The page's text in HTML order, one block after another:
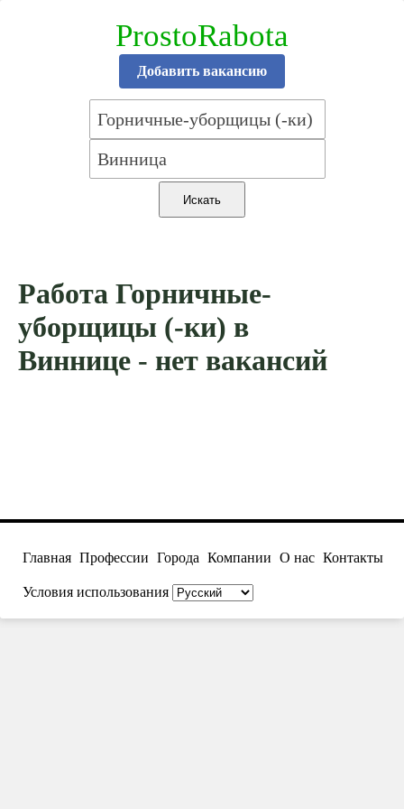
ProstoRabota
Добавить вакансию
Работа Горничные-
уборщицы (-ки) в
Виннице - нет вакансий
Главная Профессии Города Компании О нас Контакты
Условия использования